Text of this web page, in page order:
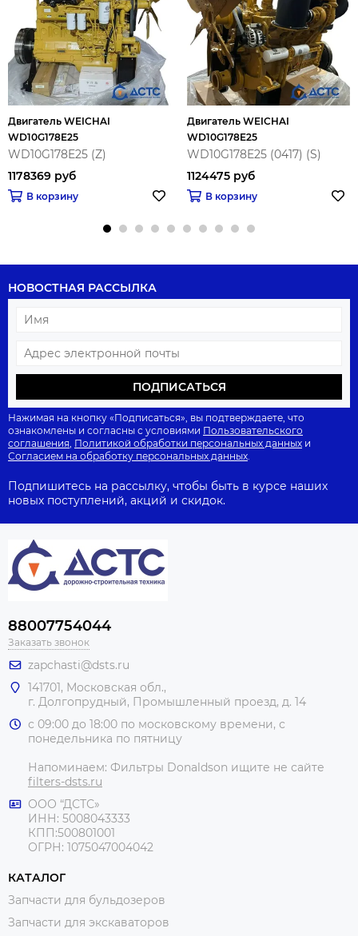
Двигатель WEICHAI
WD10G178E25
WD10G178E25 (Z)
1178369 руб
В корзину
Двигатель WEICHAI
WD10G178E25
WD10G178E25 (0417) (S)
1124475 руб
В корзину
НОВОСТНАЯ РАССЫЛКА
ПОДПИСАТЬСЯ
Нажимая на кнопку «Подписаться», вы подтверждаете, что
ознакомлены и согласны с условиями Пользовательского
соглашения Политикой обработки персональных данных и
Согласием на обработку персональных данных
Подпишитесь на рассылку, чтобы быть в курсе наших
новых поступлений, акций и скидок.
88007754044
Заказать звонок
zapchasti@dsts.ru
141701, Московская обл.,
г. Долгопрудный, Промышленный проезд, д. 14
с 09:00 до 18:00 по московскому времени, с
понедельника по пятницу
Напоминаем: Фильтры Donaldson ищите не сайте
filters-dsts.ru
ООО “ДСТС»
ИНН: 5008043333
КПП:500801001
ОГРН: 1075047004042
КАТАЛОГ
Запчасти для бульдозеров
Запчасти для экскаваторов